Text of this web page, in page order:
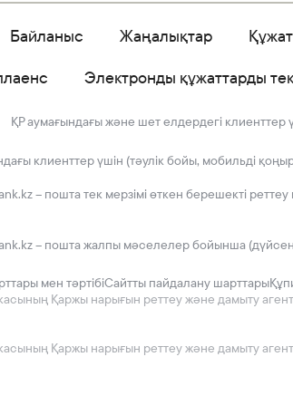
Байланыс Жаңалықтар
Электронды құжаттарды
ҚР аумағындағы және шет елдердегі клиенттер
клиенттер үшін (тәулік бойы, мобильді
– пошта тек мерзімі өткен берешекті
– пошта жалпы мәселелер бойынша
Қаржы нарығын реттеу және дамыту
Қаржы нарығын реттеу және дамыту
мен тәртібіСайтты пайдалану шарттары